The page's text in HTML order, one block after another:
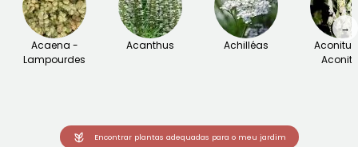
Acaena -
Lampourdes
Acanthus Achilléas
→
Encontrar plantas adequadas para o meu jardim